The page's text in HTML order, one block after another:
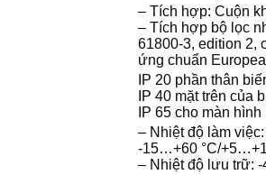
– Tích hợp: Cuộn
– Tích hợp bộ lọc
61800-3, edition 2,
ứng chuẩn
IP 20 phần thân
IP 40 mặt trên của
IP 65 cho màn
– Nhiệt độ làm
-15…+60 °C/
– Nhiệt độ lưu trữ: